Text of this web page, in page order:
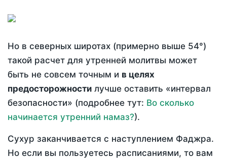
Но в северных широтах (примерно выше 54°)
такой расчет для утренней молитвы может
быть не совсем точным и в целях
предосторожности лучше оставить «интервал
безопасности» (подробнее тут: Во сколько
начинается утренний намаз?).
Сухур заканчивается с наступлением Фаджра.
Но если вы пользуетесь расписаниями, то вам